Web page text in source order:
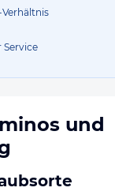
Verhältnis
Service
und